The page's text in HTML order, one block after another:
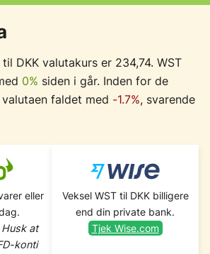
DKK valutakurs er 234,74. WST
0% siden i går. Inden for de
faldet med -1.7%, svarende
eller
Husk at
konti
Veksel WST til DKK billigere
end din private bank.
Tjek Wise.com